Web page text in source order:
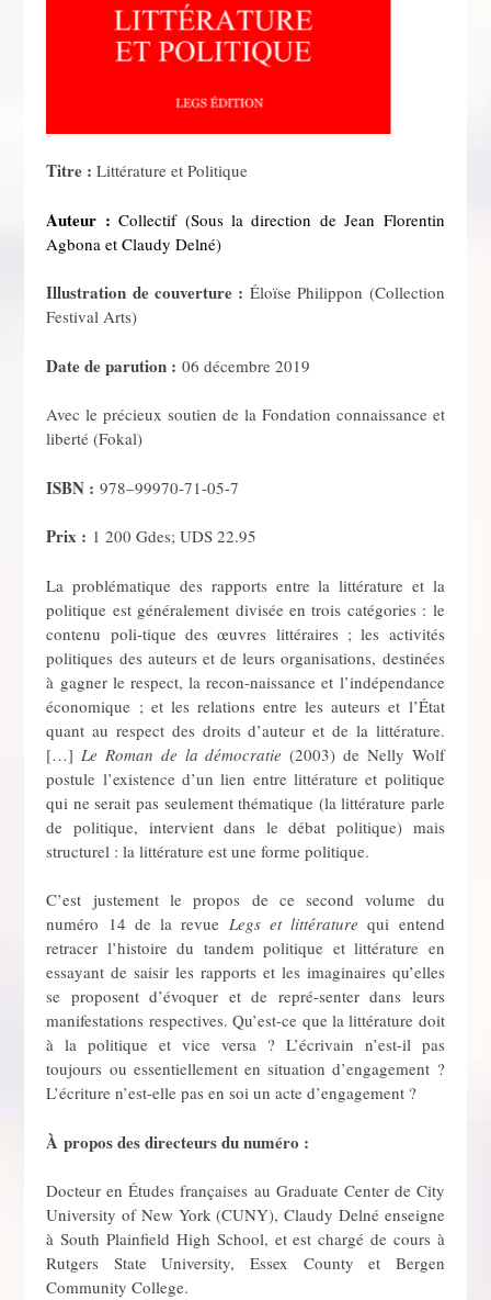
Titre :Littérature et Politique
Auteur :Collectif (Sous la direction de Jean Florentin
Agbona et Claudy Delné)
Illustration de couverture :Éloïse Philippon (Collection
Festival Arts)
Date de parution :06 décembre 2019
Avec le précieux soutien de la Fondation connaissance et
liberté (Fokal)
ISBN :978–99970-71-05-7
Prix : 1 200 Gdes; UDS 22.95
La problématique des rapports entre la littérature et la
politique est généralement divisée en trois catégories : le
contenu poli-tique des œuvres littéraires ; les activités
politiques des auteurs et de leurs organisations, destinées
à gagner le respect, la recon-naissance et l’indépendance
économique ; et les relations entre les auteurs et l’État
quant au respect des droits d’auteur et de la littérature.
[…] Le Roman de la démocratie (2003) de Nelly Wolf
postule l’existence d’un lien entre littérature et politique
qui ne serait pas seulement thématique (la littérature parle
de politique, intervient dans le débat politique) mais
structurel : la littérature est une forme politique.
C’est justement le propos de ce second volume du
numéro 14 de la revue Legs et littérature qui entend
retracer l’histoire du tandem politique et littérature en
essayant de saisir les rapports et les imaginaires qu’elles
se proposent d’évoquer et de repré-senter dans leurs
manifestations respectives. Qu’est-ce que la littérature doit
à la politique et vice versa ? L’écrivain n’est-il pas
toujours ou essentiellement en situation d’engagement ?
L’écriture n’est-elle pas en soi un acte d’engagement ?
Àpropos des directeurs du numéro :
Docteur en Études françaises au Graduate Center de City
University of New York (CUNY), Claudy Delné enseigne
à South Plainfield High School, et est chargé de cours à
Rutgers State University, Essex County et Bergen
Community College.